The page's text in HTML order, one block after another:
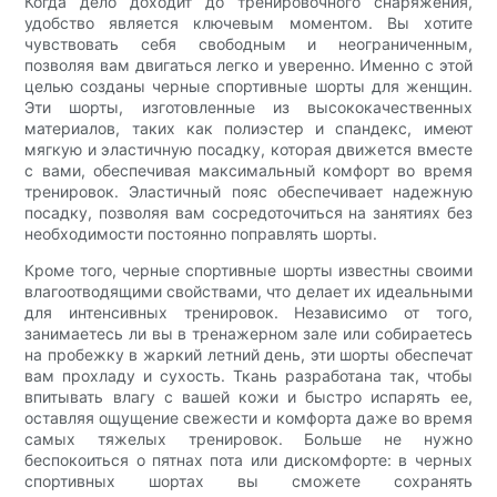
удобство является ключевым моментом. Вы хотите
чувствовать себя свободным и неограниченным,
позволяя вам двигаться легко и уверенно. Именно с этой
целью созданы черные спортивные шорты для женщин.
Эти шорты, изготовленные из высококачественных
материалов, таких как полиэстер и спандекс, имеют
мягкую и эластичную посадку, которая движется вместе
с вами, обеспечивая максимальный комфорт во время
тренировок. Эластичный пояс обеспечивает надежную
посадку, позволяя вам сосредоточиться на занятиях без
необходимости постоянно поправлять шорты.
Кроме того, черные спортивные шорты известны своими
влагоотводящими свойствами, что делает их идеальными
для интенсивных тренировок. Независимо от того,
занимаетесь ли вы в тренажерном зале или собираетесь
на пробежку в жаркий летний день, эти шорты обеспечат
вам прохладу и сухость. Ткань разработана так, чтобы
впитывать влагу с вашей кожи и быстро испарять ее,
оставляя ощущение свежести и комфорта даже во время
самых тяжелых тренировок. Больше не нужно
беспокоиться о пятнах пота или дискомфорте: в черных
спортивных шортах вы сможете сохранять